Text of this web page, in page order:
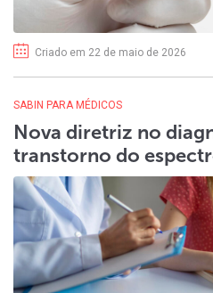
Criado em 22 de maio de 2026
SABIN PARA MÉDICOS
Nova diretriz no
transtorno do